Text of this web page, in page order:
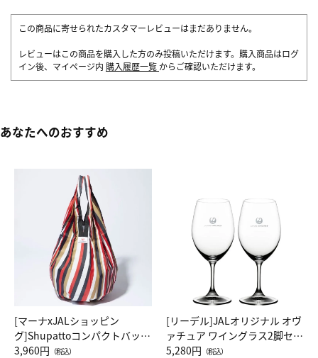
この商品に寄せられたカスタマーレビューはまだありません。
レビューはこの商品を購入した方のみ投稿いただけます。購入商品はログ
イン後、マイページ内 購入履歴一覧 からご確認いただけます。
あなたへのおすすめ
[マーナxJALショッピン
グ]Shupattoコンパクトバッグ
Drop JAL客室乗務員（LC）ス
3,960円 （税込）
[リーデル]JALオリジナル オヴ
ァチュア ワイングラス2脚セッ
ト（レッドワイン）
5,280円 （税込）